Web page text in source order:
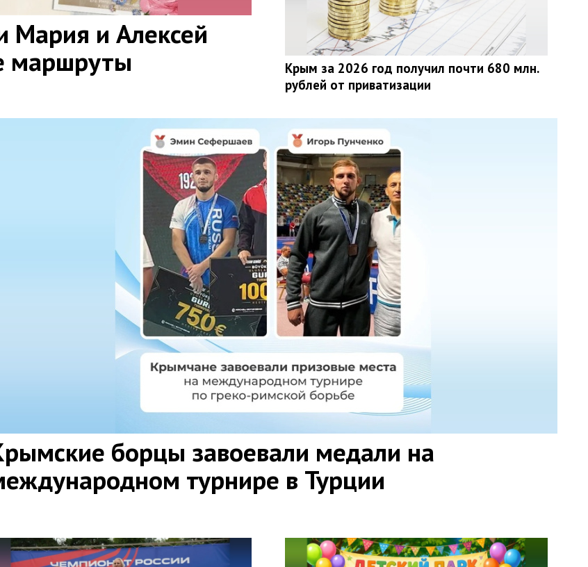
Мария и Алексей
маршруты
Крым за 2026 год получил почти 680 млн.
рублей от приватизации
борцы завоевали медали на
турнире в Турции